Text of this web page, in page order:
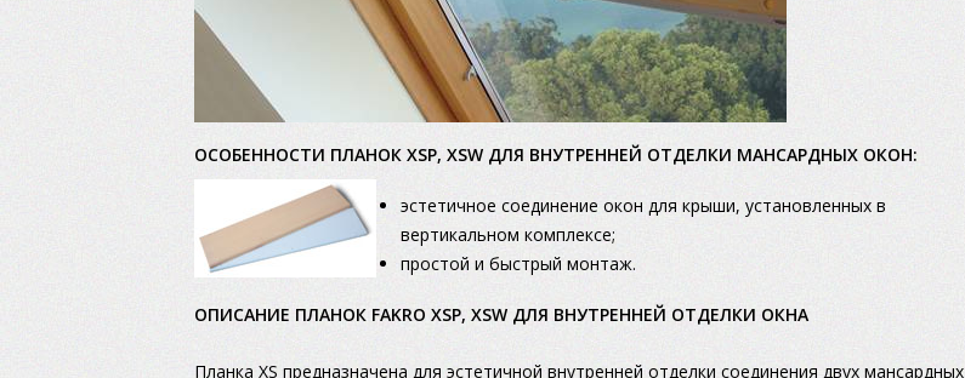
ОСОБЕННОСТИ ПЛАНОК XSP, XSW ДЛЯ ВНУТРЕННЕЙ ОТДЕЛКИ МАНСАРДНЫХ ОКОН:
эстетичное соединение окон для крыши, установленных в
вертикальном комплексе;
простой и быстрый монтаж.
OПИСАНИЕ ПЛАНОК FAKRO XSP, XSW ДЛЯ ВНУТРЕННЕЙ ОТДЕЛКИ ОКНА
Планка XS предназначена для эстетичной внутренней отделки соединения двух мансардных